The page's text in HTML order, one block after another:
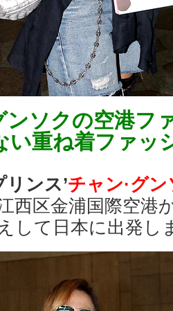
ンソクの空港フ
い重ね着ファッ
ンス’チャン·グ
西区金浦国際空港
して日本に出発し